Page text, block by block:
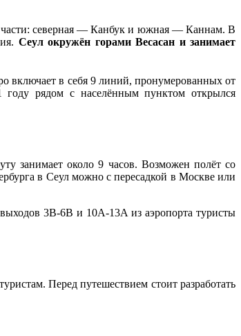
части: северная — Канбук и южная — Каннам. В
Сеул окружён горами Весасан и занимает
включает в себя 9 линий, пронумерованных от
рядом с населённым пунктом открылся
занимает около 9 часов. Возможен полёт со
в Сеул можно с пересадкой в Москве или
3B-6B и 10A-13A из аэропорта туристы
Перед путешествием стоит разработать